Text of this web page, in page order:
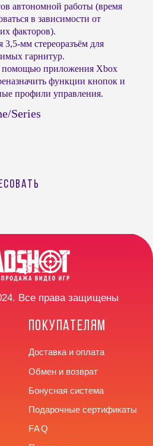
автономной работы (время
в зависимости от
факторов).
3,5-мм стереоразъём для
гарнитур.
помощью приложения Xbox
функции кнопок и
профили управления.
Series
и оплата
и возврат
оферта
нам в
сертификаты
система